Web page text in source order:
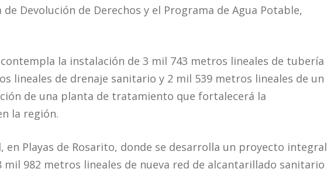
Devolución de Derechos y el Programa de Agua Potable,
la instalación de 3 mil 743 metros lineales de tubería
lineales de drenaje sanitario y 2 mil 539 metros lineales de un
de una planta de tratamiento que fortalecerá la
la región.
en Playas de Rosarito, donde se desarrolla un proyecto integral
982 metros lineales de nueva red de alcantarillado sanitario